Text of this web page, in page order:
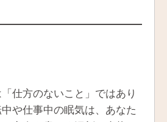
仕方のないこと」ではあり
や仕事中の眠気は、あなた